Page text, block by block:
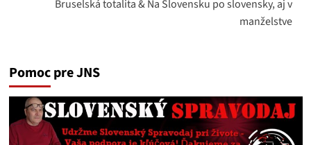
Bruselská totalita & Na Slovensku po slovensky, aj v
manželstve
Pomoc pre JNS